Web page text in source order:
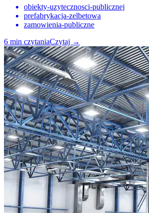
obiekty-uzytecznosci-publicznej
prefabrykacja-zelbetowa
zamowienia-publiczne
6 min czytaniaCzytaj →